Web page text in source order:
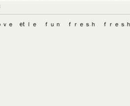
et ｌｅ ｆｕｎ ｆｒｅｓｈ ｆｒｅｓｈ